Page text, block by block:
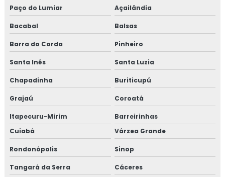
Paço do Lumiar Açailândia
Bacabal Balsas
Barra do Corda Pinheiro
Santa Inês Santa Luzia
Chapadinha Buriticupú
Grajaú Coroatá
Itapecuru-Mirim
Barreirinhas
Cuiabá
Várzea Grande
Rondonópolis Sinop
Tangará da Serra Cáceres